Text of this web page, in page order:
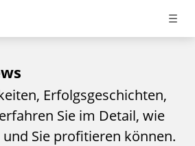
Erfolgsgeschichten,
Sie im Detail, wie
Sie profitieren können.